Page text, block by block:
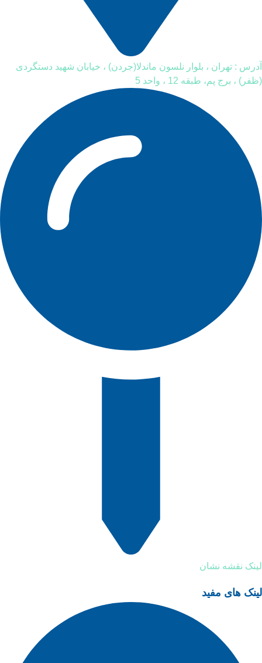
آدرس : تهران ، بلوار نلسون ماندلا(جردن) ، خیابان شهید دستگردی
(ظفر) ، برج پم، طبقه 12 ، واحد 5
لینک نقشه نشان
لینک های مفید